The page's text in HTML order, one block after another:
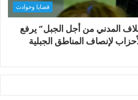
قضايا وحوادث
2026.. “الائتلاف المدني من أجل الجبل” يرفع
لإنصاف المناطق الجبلية